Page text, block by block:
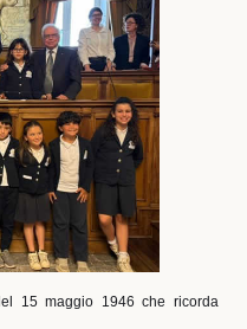
15 maggio 1946 che ricorda